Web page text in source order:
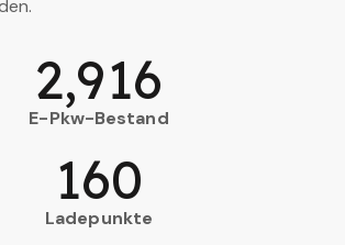
E-Pkw-Bestand
2,916
Ladepunkte
160